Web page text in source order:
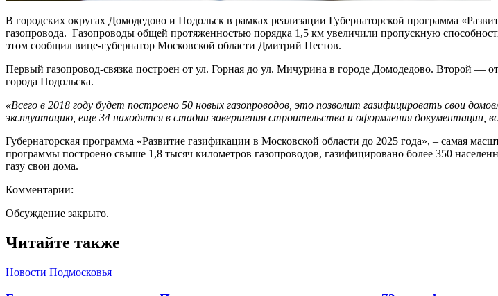
В городских округах Домодедово и Подольск в рамках реализации Губернаторской программа
газопровода. Газопроводы общей протяженностью порядка 1,5 км увеличили пропускную
этом сообщил вице-губернатор Московской области Дмитрий Пестов.
Первый газопровод-связка построен от ул. Горная до ул. Мичурина в городе Домодедово. Второй —
города Подольска.
«Всего в 2018 году будет построено 50 новых газопроводов, это позволит газифицировать свои
эксплуатацию, еще 34 находятся в стадии завершения строительства и оформления документации,
Губернаторская программа «Развитие газификации в Московской области до 2025 года», – самая
программы построено свыше 1,8 тысяч километров газопроводов, газифицировано более 350
газу свои дома.
Комментарии:
Обсуждение закрыто.
Читайте также
Новости Подмосковья